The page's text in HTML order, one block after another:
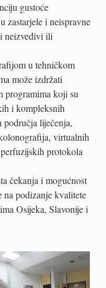
gustoće
zastarjele i neispravne
neizvedivi ili
u tehničkom
može izdržati
programima koji su
i kompleksnih
liječenja,
virtualnih
protokola
čekanja i mogućnost
podizanje kvalitete
Osijeka, Slavonije i